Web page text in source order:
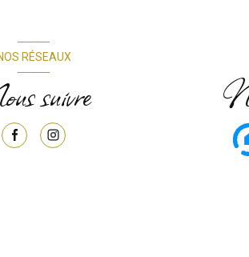
RÉSEAUX
suivre